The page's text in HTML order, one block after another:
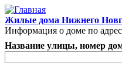
Перейти к основному
Жилые дома Нижнего
Информация о доме по
Адрес дома
Название улицы, номер